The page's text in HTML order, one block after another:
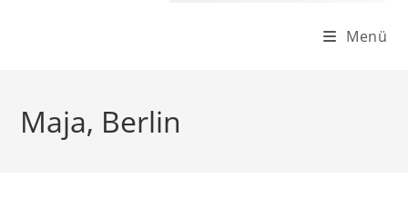
Menü
Maja, Berlin